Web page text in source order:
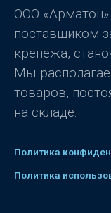
5
ООО
поставщиком
крепежа,
Мы
товаров,
на складе.
Политика
Политика